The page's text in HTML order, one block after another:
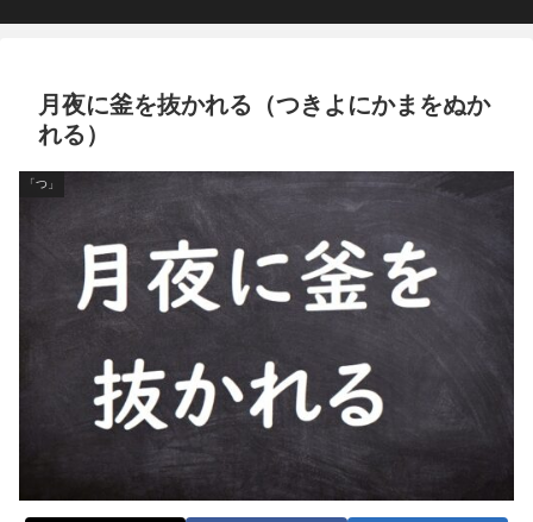
月夜に釜を抜かれる（つきよにかまをぬか
れる）
「つ」